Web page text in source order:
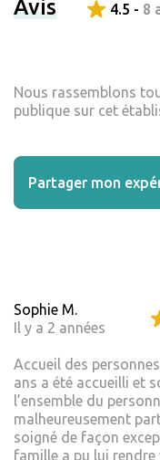
Avis 4.5 - 8
Nous rassemblons
publique sur cet
Partager mon
Sophie M.
Il y a 2 années
Accueil des
ans a été accueilli et
l’ensemble du
malheureusement
soigné de façon
famille a pu lui